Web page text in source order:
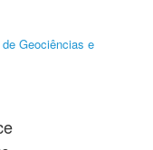
Geociências e